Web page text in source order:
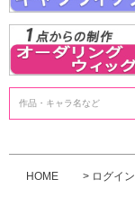
未加工ウィッグ
ベースウィッグ
衣装
SALE中
HOME ログイン